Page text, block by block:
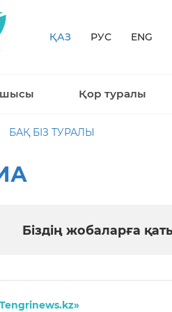
ҚАЗ РУС ENG
Қор туралы
БАҚ БІЗ ТУРАЛЫ
Біздің жобаларға